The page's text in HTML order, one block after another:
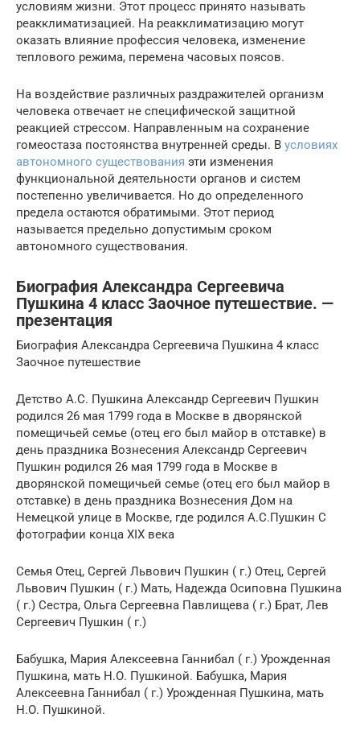
условиям жизни. Этот процесс принято называть
реакклиматизацией. На реакклиматизацию могут
оказать влияние профессия человека, изменение
теплового режима, перемена часовых поясов.
На воздействие различных раздражителей организм
человека отвечает не специфической защитной
реакцией стрессом. Направленным на сохранение
гомеостаза постоянства внутренней среды. В условиях
автономного существования эти изменения
функциональной деятельности органов и систем
постепенно увеличивается. Но до определенного
предела остаются обратимыми. Этот период
называется предельно допустимым сроком
автономного существования.
Биография Александра Сергеевича
Пушкина 4 класс Заочное путешествие. —
презентация
Биография Александра Сергеевича Пушкина 4 класс
Заочное путешествие
Детство А.С. Пушкина Александр Сергеевич Пушкин
родился 26 мая 1799 года в Москве в дворянской
помещичьей семье (отец его был майор в отставке) в
день праздника Вознесения Александр Сергеевич
Пушкин родился 26 мая 1799 года в Москве в
дворянской помещичьей семье (отец его был майор в
отставке) в день праздника Вознесения Дом на
Немецкой улице в Москве, где родился А.С.Пушкин С
фотографии конца XIX века
Семья Отец, Сергей Львович Пушкин ( г.) Отец, Сергей
Львович Пушкин ( г.) Мать, Надежда Осиповна Пушкина
( г.) Сестра, Ольга Сергеевна Павлищева ( г.) Брат, Лев
Сергеевич Пушкин ( г.)
Бабушка, Мария Алексеевна Ганнибал ( г.) Урожденная
Пушкина, мать Н.О. Пушкиной. Бабушка, Мария
Алексеевна Ганнибал ( г.) Урожденная Пушкина, мать
Н.О. Пушкиной.